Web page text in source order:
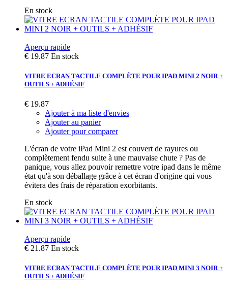
En stock
Aperçu rapide
€ 19.87 En stock
VITRE ECRAN TACTILE COMPLÈTE POUR IPAD MINI 2 NOIR +
OUTILS + ADHÉSIF
€ 19.87
Ajouter à ma liste d'envies
Ajouter au panier
Ajouter pour comparer
L'écran de votre iPad Mini 2 est couvert de rayures ou
complètement fendu suite à une mauvaise chute ? Pas de
panique, vous allez pouvoir remettre votre ipad dans le même
état qu'à son déballage grâce à cet écran d'origine qui vous
évitera des frais de réparation exorbitants.
En stock
Aperçu rapide
€ 21.87 En stock
VITRE ECRAN TACTILE COMPLÈTE POUR IPAD MINI 3 NOIR +
OUTILS + ADHÉSIF